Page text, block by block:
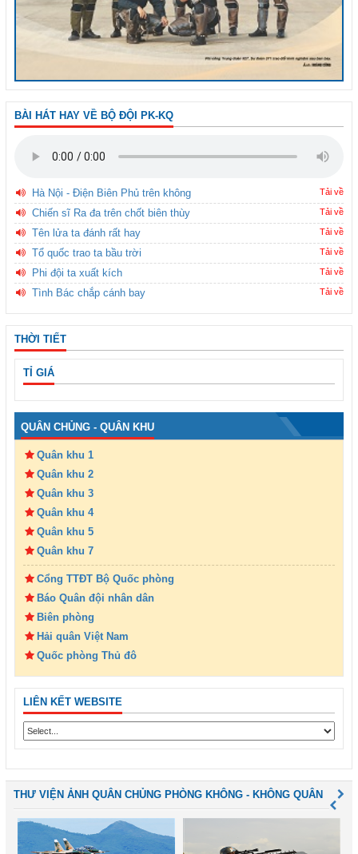
BÀI HÁT HAY VỀ BỘ ĐỘI PK-KQ
Hà Nội - Điện Biên Phủ trên không Tải về
Chiến sĩ Ra đa trên chốt biên thùy Tải về
Tên lửa ta đánh rất hay Tải về
Tổ quốc trao ta bầu trời Tải về
Phi đội ta xuất kích Tải về
Tình Bác chắp cánh bay Tải về
THỜI TIẾT
TỈ GIÁ
QUÂN CHỦNG - QUÂN KHU
Quân khu 1
Quân khu 2
Quân khu 3
Quân khu 4
Quân khu 5
Quân khu 7
Cổng TTĐT Bộ Quốc phòng
Báo Quân đội nhân dân
Biên phòng
Hải quân Việt Nam
Quốc phòng Thủ đô
LIÊN KẾT WEBSITE
THƯ VIỆN ẢNH QUÂN CHỦNG PHÒNG KHÔNG - KHÔNG QUÂN